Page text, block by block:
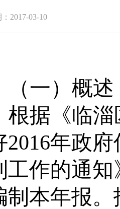
2017-03-10
（一）概述
根据《临
2016年政
工作的通
制本年报